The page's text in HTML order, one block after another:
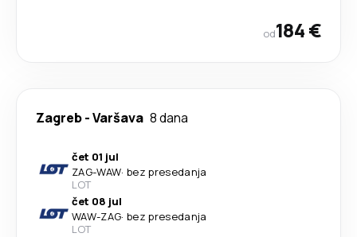
od184 €
Zagreb-Varšava 8 dana
čet 01 jul
ZAG-WAW· bez presedanja
LOT
čet 08 jul
WAW-ZAG· bez presedanja
LOT